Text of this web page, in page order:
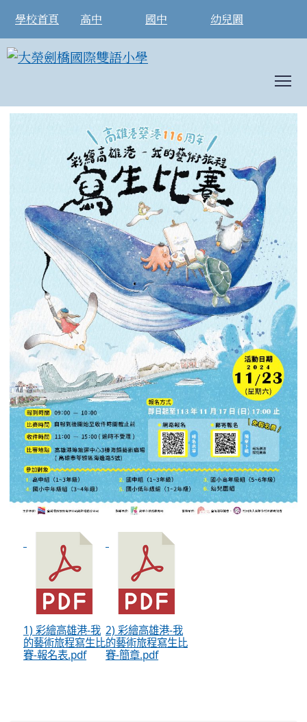
學校首頁 高中 國中 幼兒園
:::
彩繪高雄港-我的藝術旅程寫生比賽
1) 彩繪高雄港-我
的藝術旅程寫生比
賽-報名表.pdf
2) 彩繪高雄港-我
的藝術旅程寫生比
賽-簡章.pdf